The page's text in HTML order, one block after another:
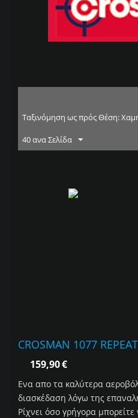
Ταξινόμηση ως πρός Θέση:
40 ανα Σελίδα
CROSMAN 1077
159,90€
Ενα απο τα καλύτερα
διασκέδαση λόγω της
Ρίχνει όσο γρήγορα